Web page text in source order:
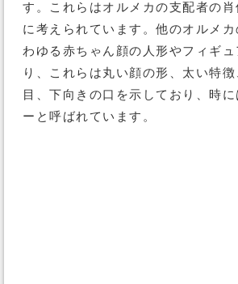
す。これらはオルメカの支配者の
に考えられています。他のオルメ
わゆる赤ちゃん顔の人形やフィギ
り、これらは丸い顔の形、太い特
目、下向きの口を示しており、時
ーと呼ばれています。